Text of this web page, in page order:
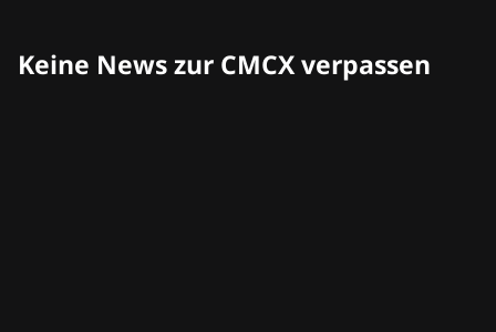
Keine News zur CMCX verpassen